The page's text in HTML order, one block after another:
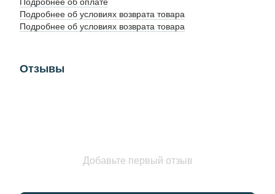
Подробнее об условиях возврата товара
Подробнее об условиях возврата товара
Отзывы
Добавьте первый отзыв